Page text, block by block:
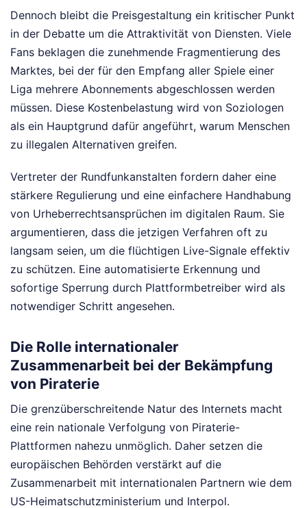
Dennoch bleibt die Preisgestaltung ein kritischer Punkt
in der Debatte um die Attraktivität von Diensten. Viele
Fans beklagen die zunehmende Fragmentierung des
Marktes, bei der für den Empfang aller Spiele einer
Liga mehrere Abonnements abgeschlossen werden
müssen. Diese Kostenbelastung wird von Soziologen
als ein Hauptgrund dafür angeführt, warum Menschen
zu illegalen Alternativen greifen.
Vertreter der Rundfunkanstalten fordern daher eine
stärkere Regulierung und eine einfachere Handhabung
von Urheberrechtsansprüchen im digitalen Raum. Sie
argumentieren, dass die jetzigen Verfahren oft zu
langsam seien, um die flüchtigen Live-Signale effektiv
zu schützen. Eine automatisierte Erkennung und
sofortige Sperrung durch Plattformbetreiber wird als
notwendiger Schritt angesehen.
Die Rolle internationaler
Zusammenarbeit bei der Bekämpfung
von Piraterie
Die grenzüberschreitende Natur des Internets macht
eine rein nationale Verfolgung von Piraterie-
Plattformen nahezu unmöglich. Daher setzen die
europäischen Behörden verstärkt auf die
Zusammenarbeit mit internationalen Partnern wie dem
US-Heimatschutzministerium und Interpol.